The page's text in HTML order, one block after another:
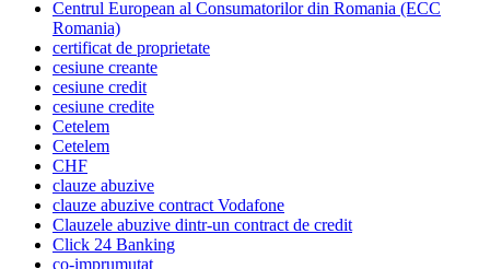
Centrul European al Consumatorilor din Romania (ECC
Romania)
certificat de proprietate
cesiune creante
cesiune credit
cesiune credite
Cetelem
Cetelem
CHF
clauze abuzive
clauze abuzive contract Vodafone
Clauzele abuzive dintr-un contract de credit
Click 24 Banking
co-imprumutat